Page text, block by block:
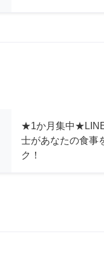
★1か月集中
士があなたの食事
ク！